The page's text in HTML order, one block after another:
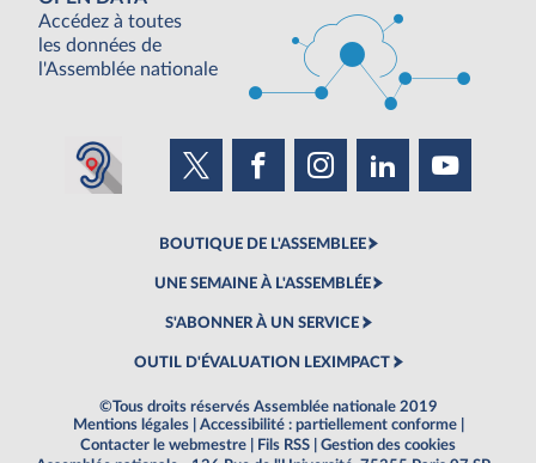
Accédez à toutes
les données de
l'Assemblée nationale
BOUTIQUE DE L'ASSEMBLEE
UNE SEMAINE À L'ASSEMBLÉE
S'ABONNER À UN SERVICE
OUTIL D'ÉVALUATION LEXIMPACT
©Tous droits réservés Assemblée nationale 2019
Mentions légales
Accessibilité : partiellement conforme
Contacter le webmestre
Fils RSS
Gestion des cookies